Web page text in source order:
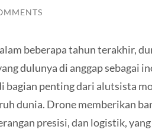
beberapa tahun terakhir,
dulunya di anggap sebagai
bagian penting dari alutsista
dunia. Drone memberikan
presisi, dan logistik,